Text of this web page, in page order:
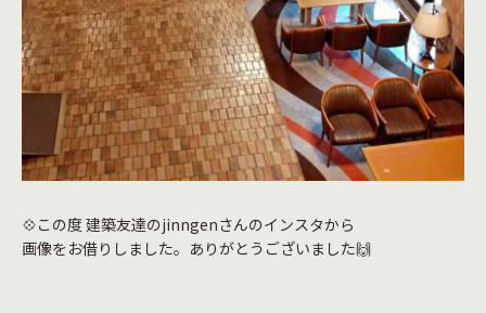
💠この度 建築友達のjinngenさんのインスタから
画像をお借りしました。ありがとうございました🙌